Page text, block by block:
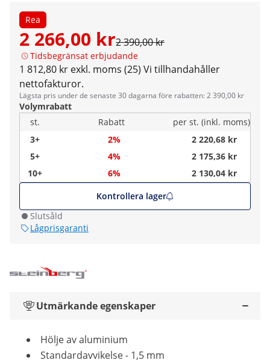
Rea
2 266,00 kr2 390,00 kr
Tidsbegränsat erbjudande
1 812,80 kr exkl. moms (25) Vi tillhandahåller
nettofakturor.
Lägsta pris under de senaste 30 dagarna före rabatten: 2 390,00 kr
Volymrabatt
st.
Rabatt
per st. (inkl. moms)
3+
2%
2 220,68 kr
5+
4%
2 175,36 kr
10+
6%
2 130,04 kr
Kontrollera lager
Slutsåld
Lågprisgaranti
Utmärkande egenskaper
Hölje av aluminium
Standardavvikelse - 1,5 mm